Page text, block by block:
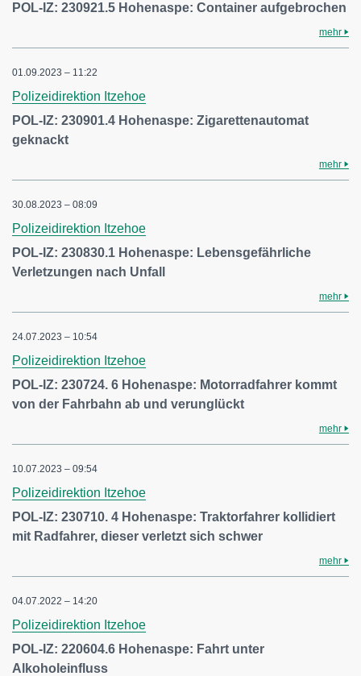
POL-IZ: 230921.5 Hohenaspe: Container aufgebrochen
mehr
01.09.2023 – 11:22
Polizeidirektion Itzehoe
POL-IZ: 230901.4 Hohenaspe: Zigarettenautomat
geknackt
mehr
30.08.2023 – 08:09
Polizeidirektion Itzehoe
POL-IZ: 230830.1 Hohenaspe: Lebensgefährliche
Verletzungen nach Unfall
mehr
24.07.2023 – 10:54
Polizeidirektion Itzehoe
POL-IZ: 230724. 6 Hohenaspe: Motorradfahrer kommt
von der Fahrbahn ab und verunglückt
mehr
10.07.2023 – 09:54
Polizeidirektion Itzehoe
POL-IZ: 230710. 4 Hohenaspe: Traktorfahrer kollidiert
mit Radfahrer, dieser verletzt sich schwer
mehr
04.07.2022 – 14:20
Polizeidirektion Itzehoe
POL-IZ: 220604.6 Hohenaspe: Fahrt unter
Alkoholeinfluss